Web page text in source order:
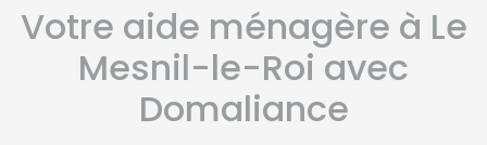
Votre aide ménagère à Le
Mesnil-le-Roi avec
Domaliance